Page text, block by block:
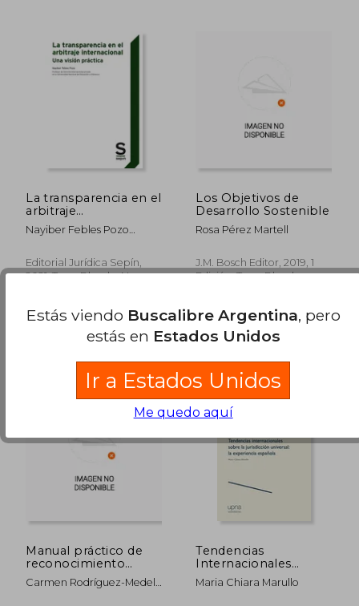
$ 52.376
50%
dcto.
La transparencia en el
arbitraje
internacional. Una
visión práctica.
aplicación y nuevas
tecnologías
Nayiber Febles Pozo
Editorial Jurídica Sepín,
2021, Tapa Blanda, Nuevo
Los Objetivos de
Desarrollo Sostenible
Rosa Pérez Martell
J.M. Bosch Editor, 2019, 1
Edición, Tapa Blanda,
Manual práctico de
reconocimiento
mutuo penal en la
Unión Europea
Carmen Rodríguez-Medel
Tendencias
Internacionales
Sobre Jurisdicción
Universal: La
Maria Chiara Marullo
Estás viendo Buscalibre Argentina, pero
estás en Estados Unidos
Ir a Estados Unidos
Me quedo aquí